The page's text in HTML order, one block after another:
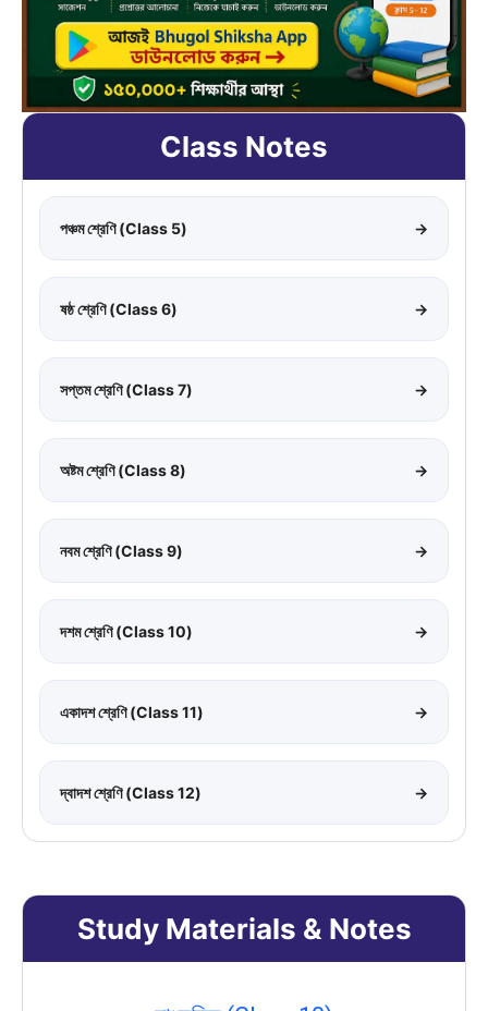
Class Notes
পঞ্চম শ্রেণি (Class 5) →
ষষ্ঠ শ্রেণি (Class 6) →
সপ্তম শ্রেণি (Class 7) →
অষ্টম শ্রেণি (Class 8) →
নবম শ্রেণি (Class 9) →
দশম শ্রেণি (Class 10) →
একাদশ শ্রেণি (Class 11) →
দ্বাদশ শ্রেণি (Class 12) →
Study Materials & Notes